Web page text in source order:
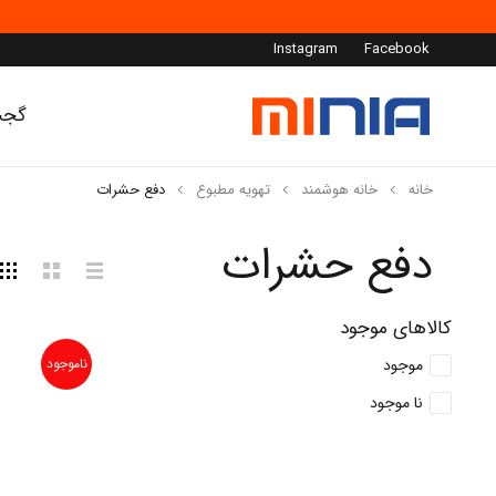
Facebook
Instagram
دفع حشرات
خانه خانه هوشمند تهویه مطبوع دفع حشرات
کالاهای موجود
موجود
نا موجود
ناموجود